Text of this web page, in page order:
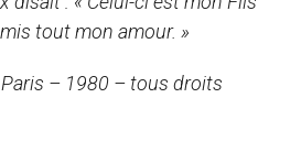
tout mon amour. »
– 1980 – tous droits